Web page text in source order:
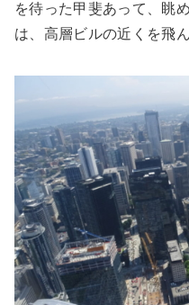
を待った甲斐あって、眺
は、高層ビルの近くを飛